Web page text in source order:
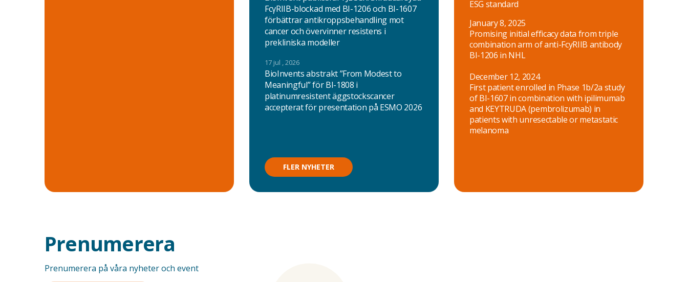
FcγRIIB-blockad med BI-1206 och BI-1607
förbättrar antikroppsbehandling mot
cancer och övervinner resistens i
prekliniska modeller
17 jul , 2026
BioInvents abstrakt ”From Modest to
Meaningful” för BI-1808 i
platinumresistent äggstockscancer
accepterat för presentation på ESMO 2026
FLER NYHETER
ESG standard
January 8, 2025
Promising initial efficacy data from triple
combination arm of anti-FcyRIIB antibody
BI-1206 in NHL
December 12, 2024
First patient enrolled in Phase 1b/2a study
of BI-1607 in combination with ipilimumab
and KEYTRUDA (pembrolizumab) in
patients with unresectable or metastatic
melanoma
Prenumerera
Prenumerera på våra nyheter och event